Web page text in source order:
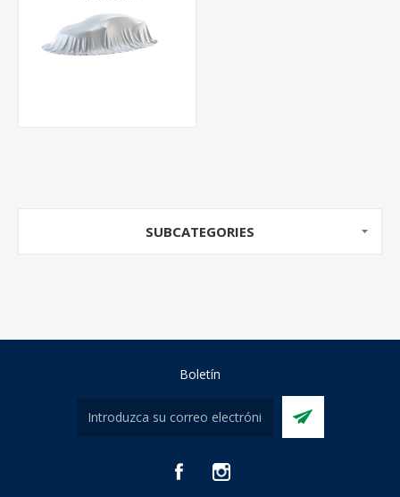
SUBCATEGORIES
Boletín